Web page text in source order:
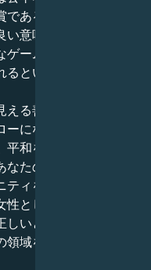
あることをあなたに
意味であなたに自己
ームメーカーである
ということを理解す
る善の力に変える力
になることができ、
和を生み出す影響力
たの任務は、尊敬と
ィを創造するため
としての力を使うこ
いと信じることに太
域をナビゲートする